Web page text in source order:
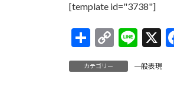
[template id="3738"]
C
o
p
Li
e
X
共
有
カテゴリー 一般表現